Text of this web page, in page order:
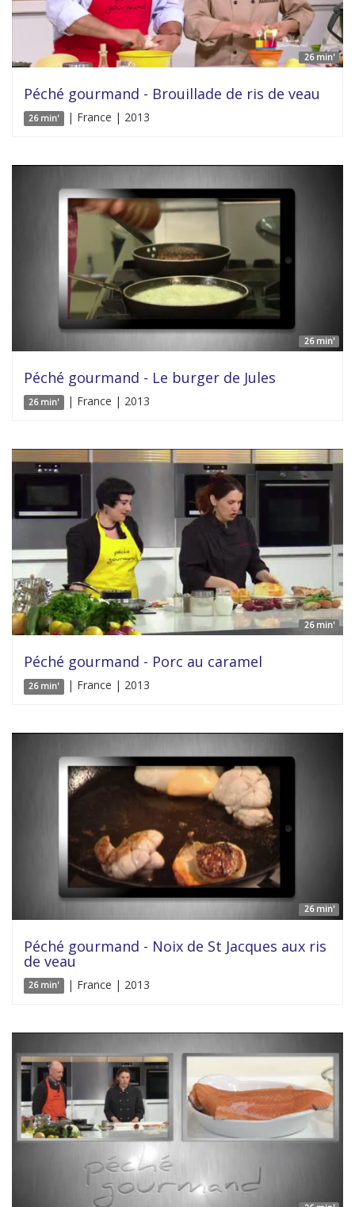
26 min'
Péché gourmand - Brouillade de ris de veau
26 min' | France | 2013
26 min'
Péché gourmand - Le burger de Jules
26 min' | France | 2013
26 min'
Péché gourmand - Porc au caramel
26 min' | France | 2013
26 min'
Péché gourmand - Noix de St Jacques aux ris
de veau
26 min' | France | 2013